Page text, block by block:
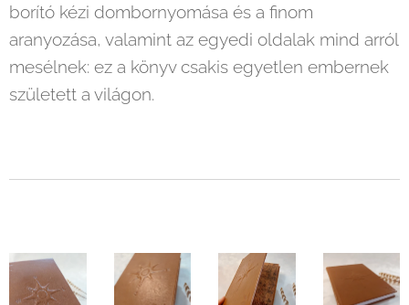
borító kézi dombornyomása és a finom
aranyozása, valamint az egyedi oldalak mind arról
mesélnek: ez a könyv csakis egyetlen embernek
született a világon.